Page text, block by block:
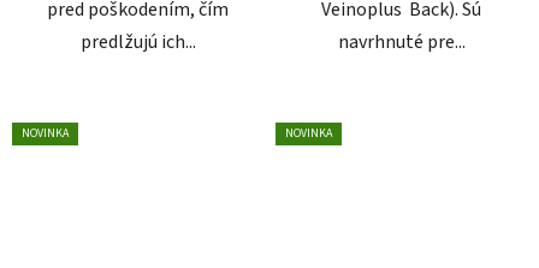
pred poškodením, čím
predlžujú ich...
Veinoplus Back). Sú
navrhnuté pre...
NOVINKA NOVINKA